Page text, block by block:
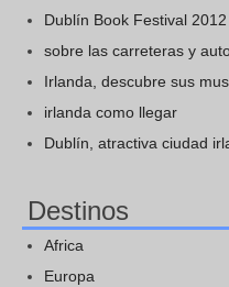
Dublín Book Festival 2012
sobre las carreteras y
Irlanda, descubre sus
irlanda como llegar
Dublín, atractiva ciudad
Destinos
Africa
Europa